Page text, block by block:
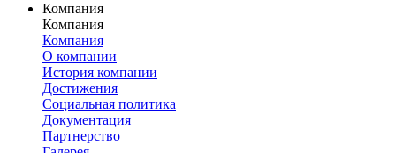
Компания
Компания
Компания
О компании
История компании
Достижения
Социальная политика
Документация
Партнерство